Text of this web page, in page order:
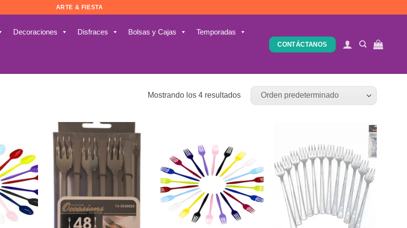
ARTE & FIESTA
Decoraciones Disfraces Bolsas y Cajas Temporadas
CONTÁCTANOS
Mostrando los 4 resultados
Añadir
a la
lista de
deseos
a la
a la
lista de
deseos
Añadir
a la
lista de
deseos